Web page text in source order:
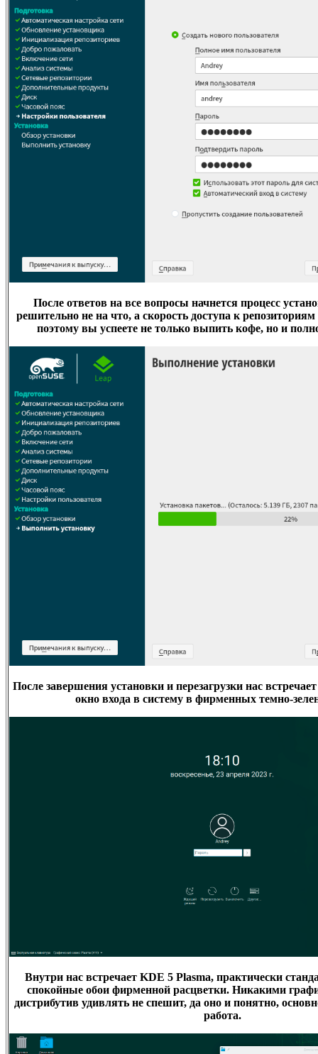
После ответов на все вопросы начнется процесс
решительно не на что, а скорость доступа к
поэтому вы успеете не только выпить кофе, но и
После завершения установки и перезагрузки нас
окно входа в систему в фирменных темно-
Внутри нас встречает KDE 5 Plasma, практически
спокойные обои фирменной расцветки. Никакими
дистрибутив удивлять не спешит, да оно и понятно,
работа.